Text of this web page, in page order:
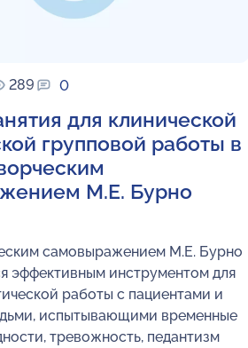
289 0
для клинической
групповой работы в
М.Е. Бурно
самовыражением М.Е. Бурно
эффективным инструментом для
работы с пациентами и
испытывающими временные
тревожность, педантизм